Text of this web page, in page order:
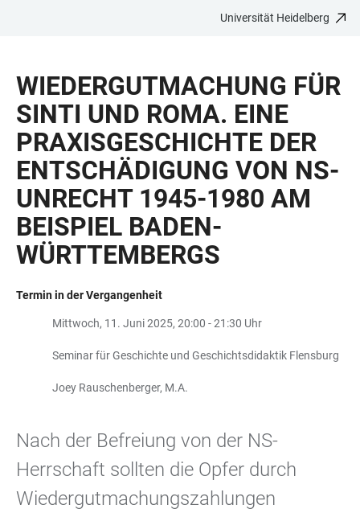
BARRIEREFREIHEIT
Universität Heidelberg
WIEDERGUTMACHUNG FÜR
SINTI UND ROMA. EINE
PRAXISGESCHICHTE DER
ENTSCHÄDIGUNG VON NS-
UNRECHT 1945-1980 AM
BEISPIEL BADEN-
WÜRTTEMBERGS
Termin in der Vergangenheit
Mittwoch, 11. Juni 2025, 20:00 - 21:30 Uhr
Seminar für Geschichte und Geschichtsdidaktik Flensburg
Joey Rauschenberger, M.A.
Nach der Befreiung von der NS-
Herrschaft sollten die Opfer durch
Wiedergutmachungszahlungen